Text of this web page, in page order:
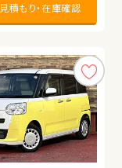
見積もり・在庫確認
見積もり・在庫確認
見積もり・在庫確認
見積もり・在庫確認